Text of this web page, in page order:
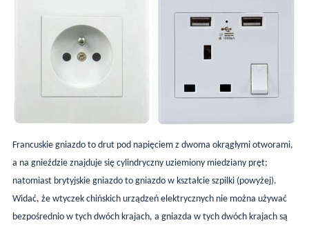
Francuskie gniazdo to drut pod napięciem z dwoma okrągłymi otworami,
a na gnieździe znajduje się cylindryczny uziemiony miedziany pręt;
natomiast brytyjskie gniazdo to gniazdo w kształcie szpilki (powyżej).
Widać, że wtyczek chińskich urządzeń elektrycznych nie można używać
bezpośrednio w tych dwóch krajach, a gniazda w tych dwóch krajach są